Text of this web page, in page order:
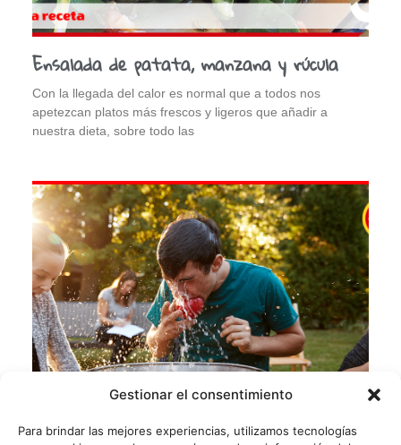
Gestionar el consentimiento
Para brindar las mejores experiencias, utilizamos tecnologías
Ensalada de patata, manzana y rúcula
Con la llegada del calor es normal que a todos nos
apetezcan platos más frescos y ligeros que añadir a
nuestra dieta, sobre todo las